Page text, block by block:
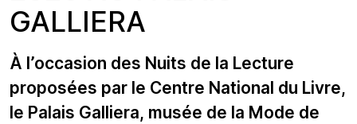
GALLIERA
À l’occasion des Nuits de la Lecture
proposées par le Centre National du Livre,
le Palais Galliera, musée de la Mode de